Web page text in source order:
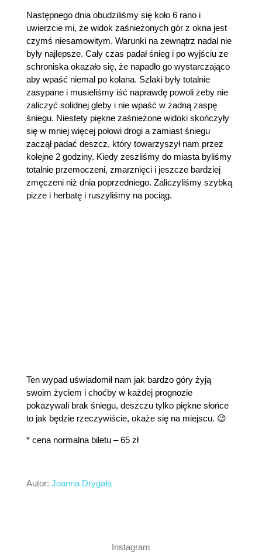
Następnego dnia obudziliśmy się koło 6 rano i
uwierzcie mi, że widok zaśnieżonych gór z okna jest
czymś niesamowitym. Warunki na zewnątrz nadal nie
były najlepsze. Cały czas padał śnieg i po wyjściu ze
schroniska okazało się, że napadło go wystarczająco
aby wpaść niemal po kolana. Szlaki były totalnie
zasypane i musieliśmy iść naprawdę powoli żeby nie
zaliczyć solidnej gleby i nie wpaść w żadną zaspę
śniegu. Niestety piękne zaśnieżone widoki skończyły
się w mniej więcej połowi drogi a zamiast śniegu
zaczął padać deszcz, który towarzyszył nam przez
kolejne 2 godziny. Kiedy zeszliśmy do miasta byliśmy
totalnie przemoczeni, zmarznięci i jeszcze bardziej
zmęczeni niż dnia poprzedniego. Zaliczyliśmy szybką
pizze i herbatę i ruszyliśmy na pociąg.
Ten wypad uświadomił nam jak bardzo góry żyją
swoim życiem i choćby w każdej prognozie
pokazywali brak śniegu, deszczu tylko piękne słońce
to jak będzie rzeczywiście, okaże się na miejscu. 😉
* cena normalna biletu – 65 zł
Autor: Joanna Drygała
Instagram